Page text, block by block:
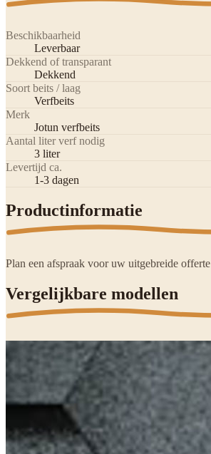
Beschikbaarheid
Leverbaar
Dekkend of transparant
Dekkend
Soort beits / laag
Verfbeits
Merk
Jotun verfbeits
Aantal liter verf nodig
3 liter
Levertijd ca.
1-3 dagen
Productinformatie
Plan een afspraak voor uw uitgebreide offerte
Vergelijkbare modellen